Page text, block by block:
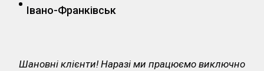
Івано-Франківськ
Шановні клієнти! Наразі ми працюємо виключно